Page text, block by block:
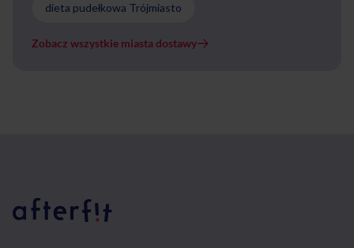
dieta pudełkowa Trójmiasto
Zobacz wszystkie miasta dostawy